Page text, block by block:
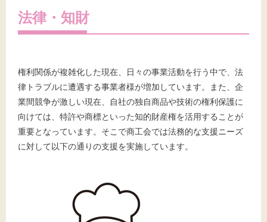
関係機関の方へ
文字サイズ
標準 拡大
白
法律・知財
権利関係が複雑化した現在、日々の事業活動を行う中で、法
律トラブルに遭遇する事業者様が増加しています。また、企
業間競争が激しい現在、自社の独自商品や技術の権利保護に
向けては、特許や商標といった知的財産権を活用することが
重要となっています。そこで商工会では法務的な支援ニーズ
に対して以下の通りの支援を実施しています。